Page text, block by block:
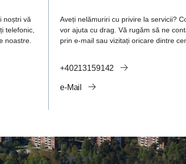
noștri vă
telefonic,
noastre.
Aveți nelămuriri cu privire la servicii?
vor ajuta cu drag. Vă rugăm să ne
prin e-mail sau vizitați oricare dintre
+40213159142
e-Mail